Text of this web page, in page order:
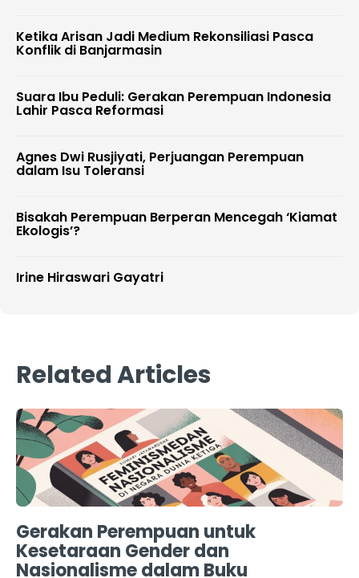
Ketika Arisan Jadi Medium Rekonsiliasi Pasca
Konflik di Banjarmasin
Suara Ibu Peduli: Gerakan Perempuan Indonesia
Lahir Pasca Reformasi
Agnes Dwi Rusjiyati, Perjuangan Perempuan
dalam Isu Toleransi
Bisakah Perempuan Berperan Mencegah ‘Kiamat
Ekologis’?
Irine Hiraswari Gayatri
Related Articles
Gerakan Perempuan untuk
Kesetaraan Gender dan
Nasionalisme dalam Buku